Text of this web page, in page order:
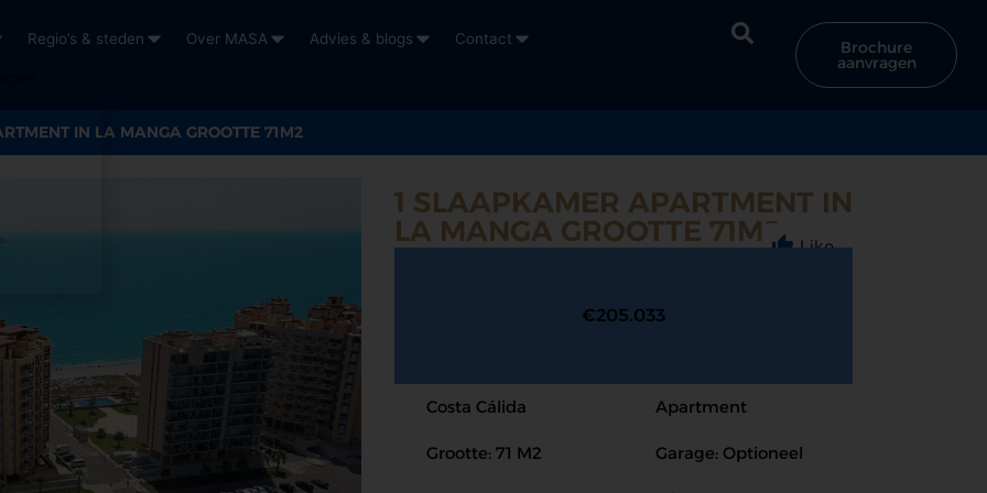
Regio’s & steden Over MASA Advies & blogs Contact Brochure
aanvragen
IN LA MANGA GROOTTE 71M2
1 SLAAPKAMER APARTMENT IN
LA MANGA GROOTTE 71M2
Like
€205.033
Costa Cálida Apartment
Grootte: 71 M2 Garage: Optioneel